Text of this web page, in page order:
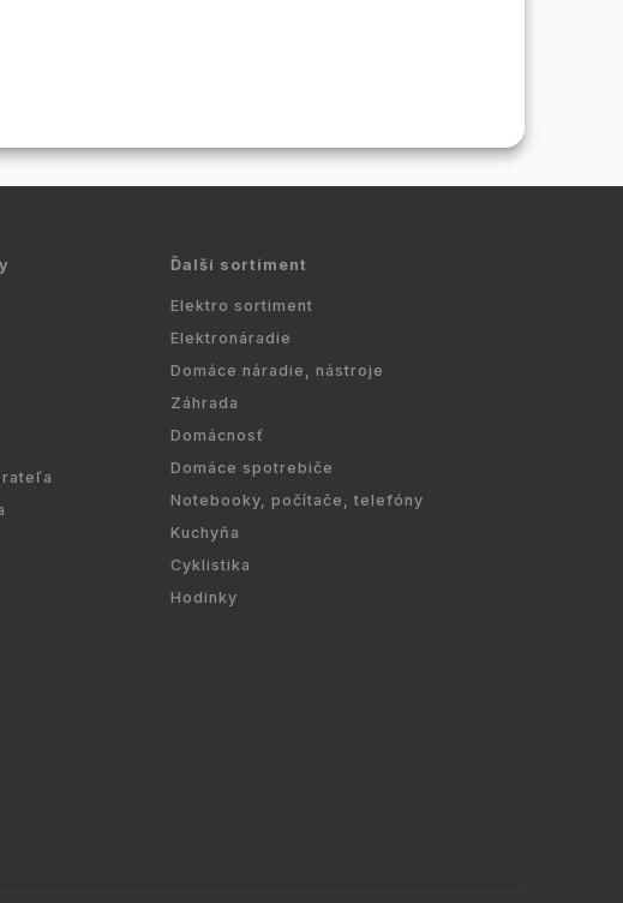
Ďalší sortiment
Elektro sortiment
Elektronáradie
Domáce náradie, nástroje
Záhrada
Domácnosť
Domáce spotrebiče
Notebooky, počítače, telefóny
Kuchyňa
Cyklistika
Hodinky